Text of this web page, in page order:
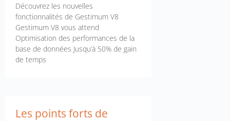
Découvrez les nouvelles
fonctionnalités de Gestimum V8
Gestimum V8 vous attend
Optimisation des performances de la
base de données Jusqu’à 50% de gain
de temps
Les points forts de